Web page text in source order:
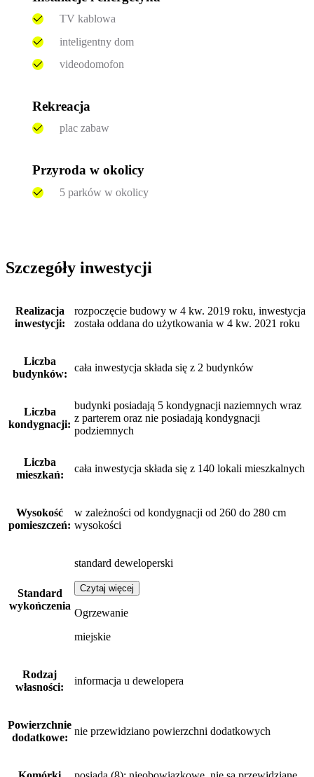
TV kablowa
inteligentny dom
videodomofon
Rekreacja
plac zabaw
Przyroda w okolicy
5 parków w okolicy
Szczegóły inwestycji
Realizacja
inwestycji:
rozpoczęcie budowy w 4 kw. 2019 roku, inwestycja
została oddana do użytkowania w 4 kw. 2021 roku
Liczba
budynków:
cała inwestycja składa się z 2 budynków
Liczba
kondygnacji:
budynki posiadają 5 kondygnacji naziemnych wraz
z parterem oraz nie posiadają kondygnacji
podziemnych
Liczba
mieszkań:
cała inwestycja składa się z 140 lokali mieszkalnych
Wysokość
pomieszczeń:
w zależności od kondygnacji od 260 do 280 cm
wysokości
Standard
wykończenia
standard deweloperski
Czytaj więcej
Ogrzewanie
miejskie
Rodzaj
własności:
informacja u dewelopera
Powierzchnie
dodatkowe:
nie przewidziano powierzchni dodatkowych